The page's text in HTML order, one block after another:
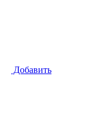
Добавить